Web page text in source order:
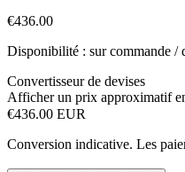
€436.00
Disponibilité : sur commande /
Convertisseur de devises
Afficher un prix approximatif
€436.00 EUR
Conversion indicative. Les